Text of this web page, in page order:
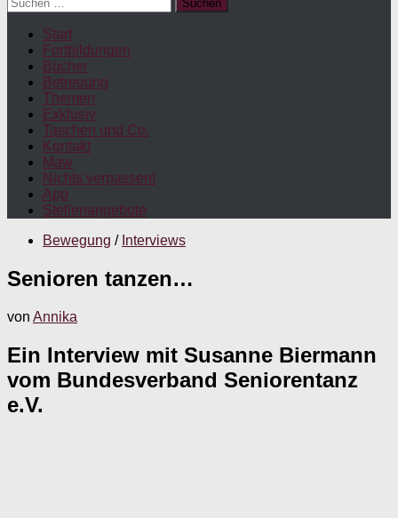
nach:
Start
Fortbildungen
Bücher
Betreuung
Themen
Exklusiv
Taschen und Co.
Kontakt
Maw
Nichts verpassen!
App
Stellenangebote
Bewegung / Interviews
Senioren tanzen…
von Annika
Ein Interview mit Susanne Biermann
vom Bundesverband Seniorentanz
e.V.